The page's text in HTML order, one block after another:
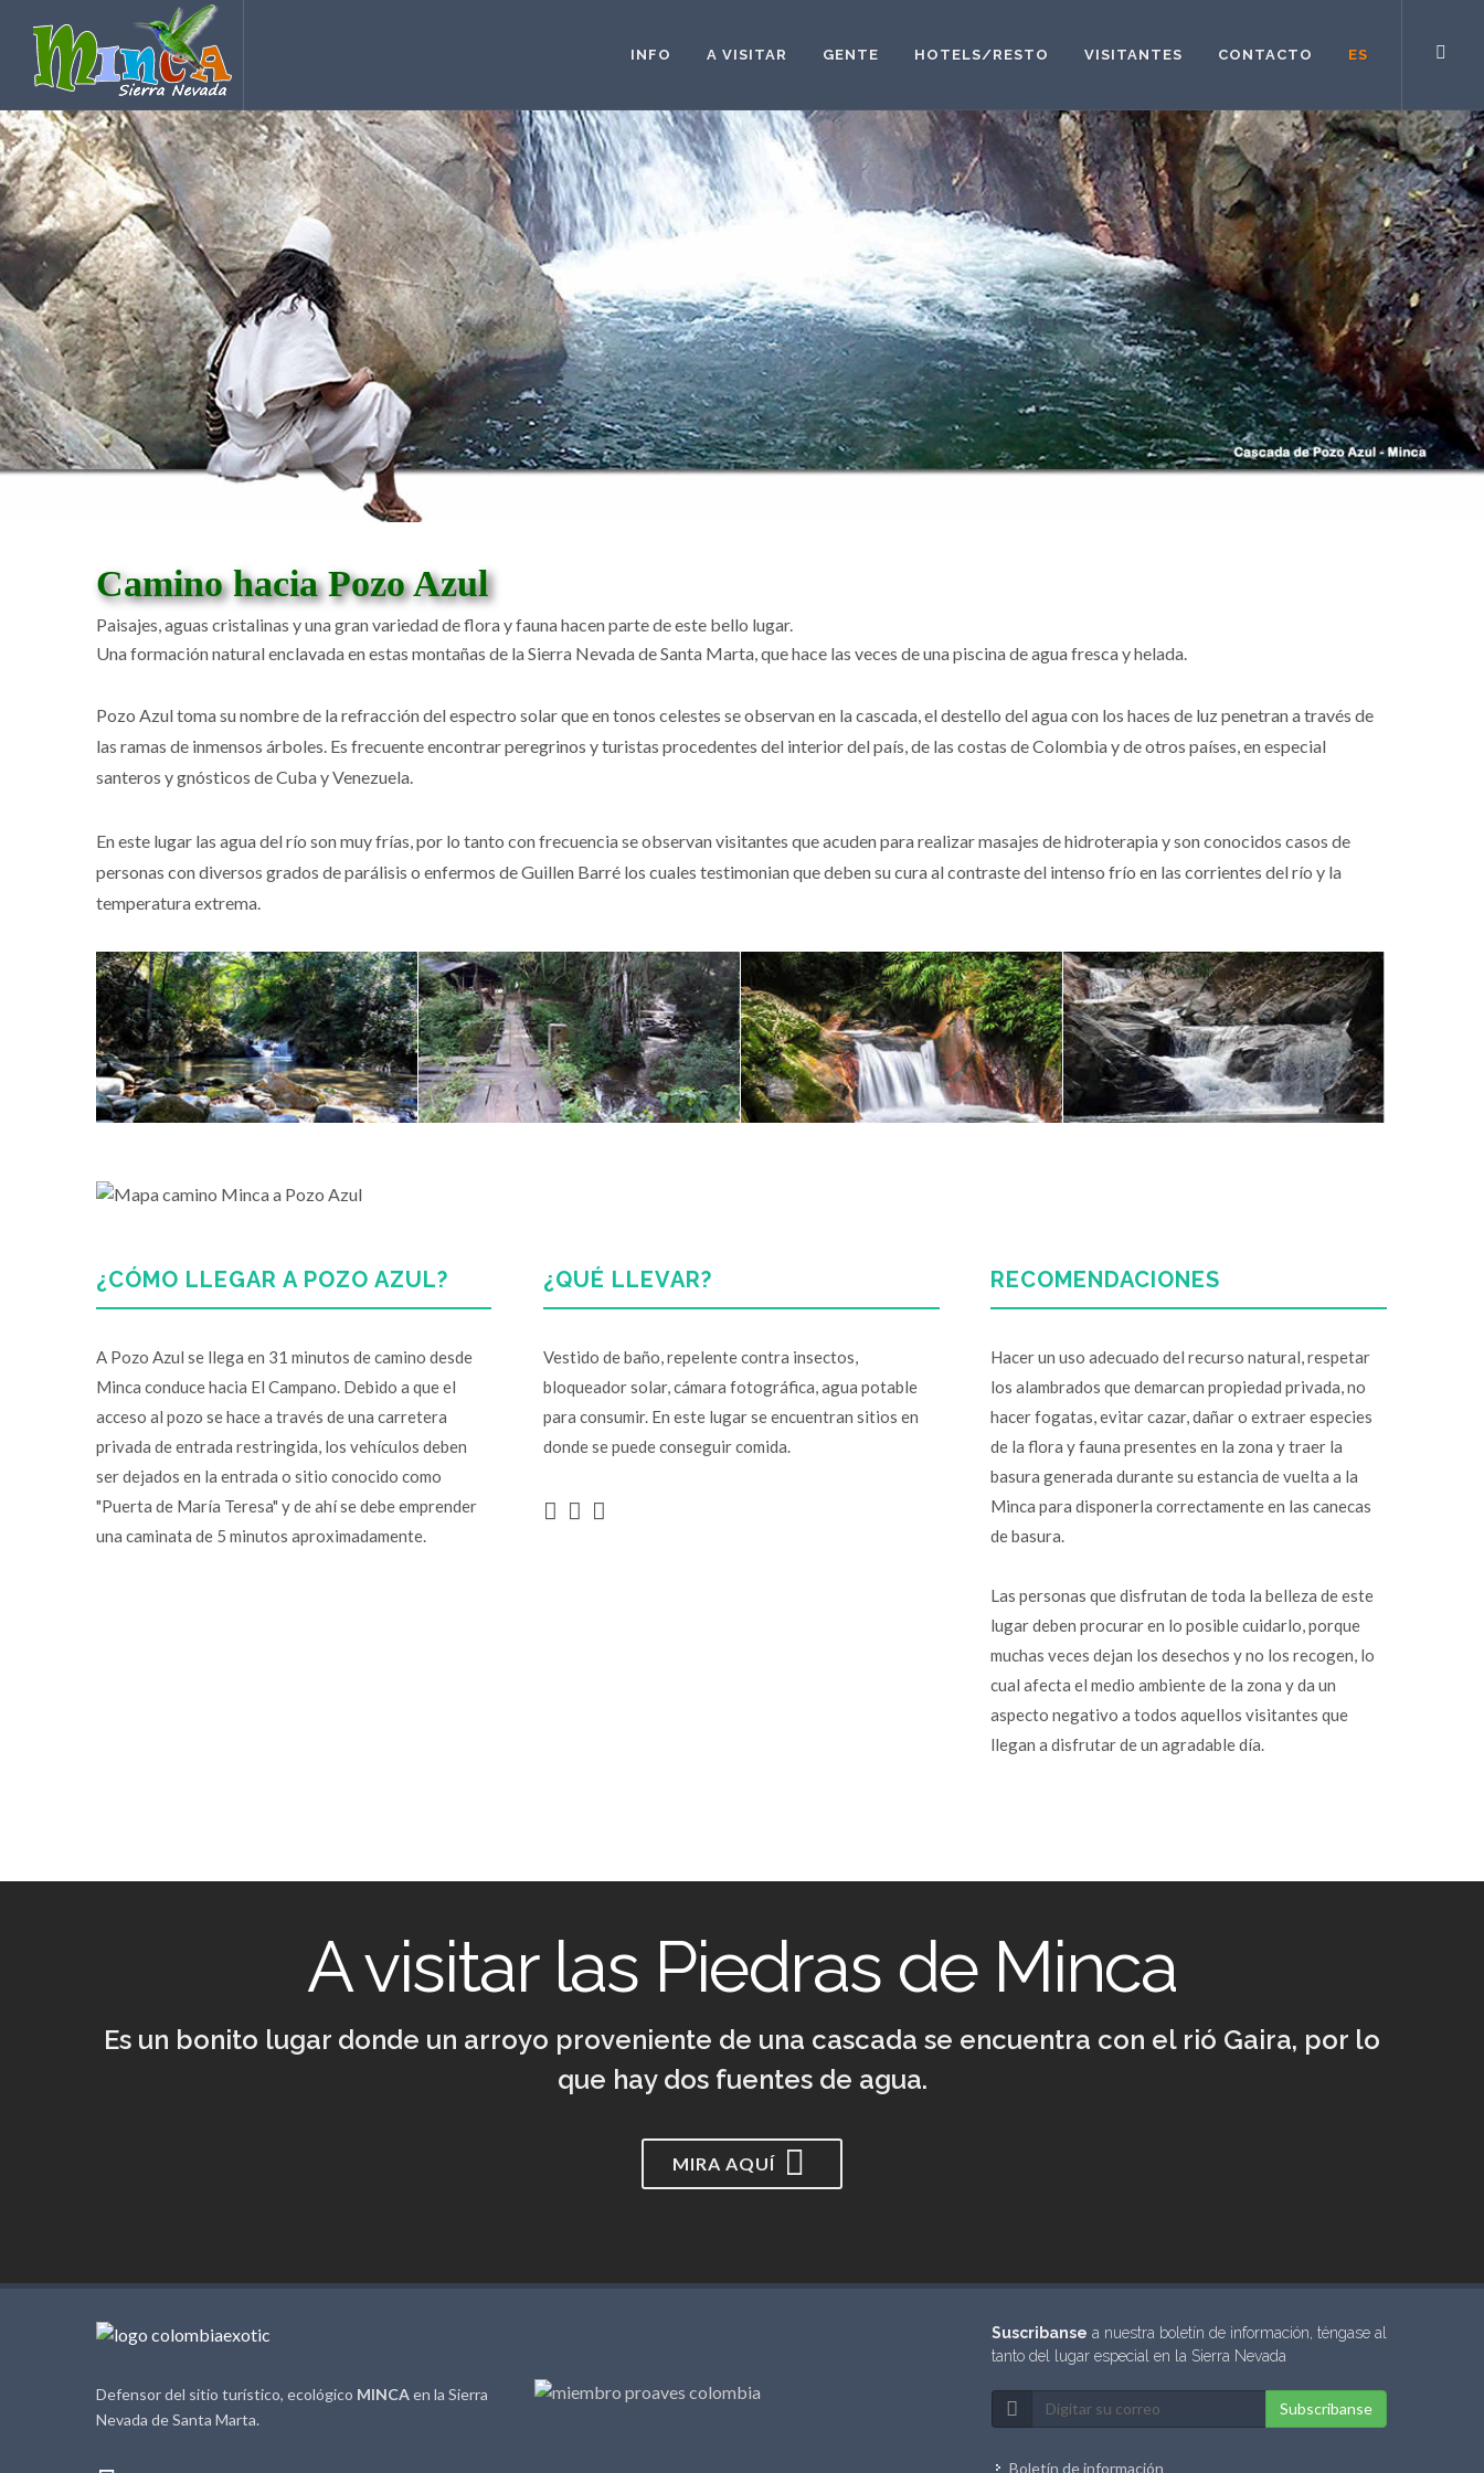
INFO A VISITAR GENTE HOTELS/RESTO VISITANTES CONTACTO ES
Camino hacia Pozo Azul
Paisajes, aguas cristalinas y una gran variedad de flora y fauna hacen parte de este bello lugar.
Una formación natural enclavada en estas montañas de la Sierra Nevada de Santa Marta, que hace las veces de una piscina de agua fresca y helada.
Pozo Azul toma su nombre de la refracción del espectro solar que en tonos celestes se observan en la cascada, el destello del agua con los haces de luz penetran a través de
las ramas de inmensos árboles. Es frecuente encontrar peregrinos y turistas procedentes del interior del país, de las costas de Colombia y de otros países, en especial
santeros y gnósticos de Cuba y Venezuela.
En este lugar las agua del río son muy frías, por lo tanto con frecuencia se observan visitantes que acuden para realizar masajes de hidroterapia y son conocidos casos de
personas con diversos grados de parálisis o enfermos de Guillen Barré los cuales testimonian que deben su cura al contraste del intenso frío en las corrientes del río y la
temperatura extrema.
¿CÓMO LLEGAR A POZO AZUL?
A Pozo Azul se llega en 31 minutos de camino desde
Minca conduce hacia El Campano. Debido a que el
acceso al pozo se hace a través de una carretera
privada de entrada restringida, los vehículos deben
ser dejados en la entrada o sitio conocido como
"Puerta de María Teresa" y de ahí se debe emprender
una caminata de 5 minutos aproximadamente.
¿QUÉ LLEVAR?
Vestido de baño, repelente contra insectos,
bloqueador solar, cámara fotográfica, agua potable
para consumir. En este lugar se encuentran sitios en
donde se puede conseguir comida.
RECOMENDACIONES
Hacer un uso adecuado del recurso natural, respetar
los alambrados que demarcan propiedad privada, no
hacer fogatas, evitar cazar, dañar o extraer especies
de la flora y fauna presentes en la zona y traer la
basura generada durante su estancia de vuelta a la
Minca para disponerla correctamente en las canecas
de basura.
Las personas que disfrutan de toda la belleza de este
lugar deben procurar en lo posible cuidarlo, porque
muchas veces dejan los desechos y no los recogen, lo
cual afecta el medio ambiente de la zona y da un
aspecto negativo a todos aquellos visitantes que
llegan a disfrutar de un agradable día.
A visitar las Piedras de Minca
Es un bonito lugar donde un arroyo proveniente de una cascada se encuentra con el rió Gaira, por lo
que hay dos fuentes de agua.
MIRA AQUÍ
Defensor del sitio turístico, ecológico MINCAen la Sierra
Nevada de Santa Marta.
Suscribanse a nuestra boletín de información, téngase al
tanto del lugar especial en la Sierra Nevada
Subscribanse
Boletín de información